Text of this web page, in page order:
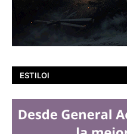
ESTILOI